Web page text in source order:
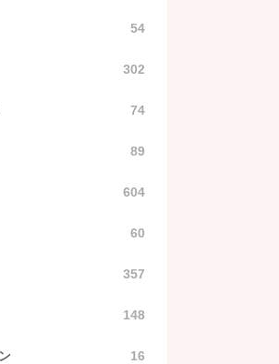
54
302
74
89
604
60
357
148
16